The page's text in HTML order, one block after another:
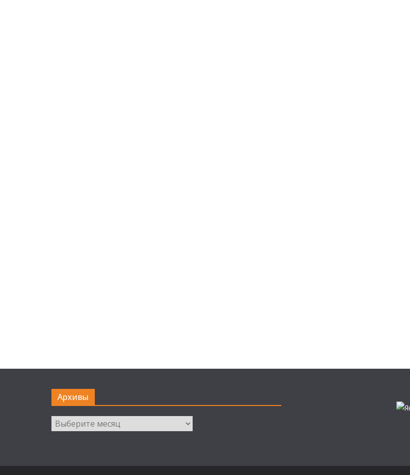
Архивы
Архивы